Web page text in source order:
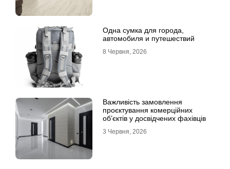
Одна сумка для города,
автомобиля и путешествий
8 Червня, 2026
Важливість замовлення
проєктування комерційних
об’єктів у досвідчених фахівців
3 Червня, 2026